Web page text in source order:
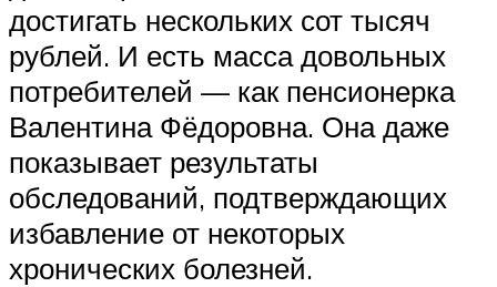
достигать нескольких сот тысяч
рублей. И есть масса довольных
потребителей — как пенсионерка
Валентина Фёдоровна. Она даже
показывает результаты
обследований, подтверждающих
избавление от некоторых
хронических болезней.